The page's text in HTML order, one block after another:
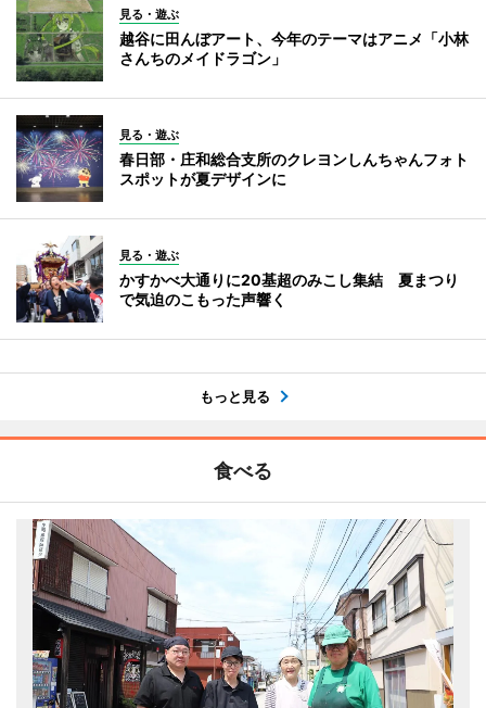
見る・遊ぶ
越谷に田んぼアート、今年のテーマはアニメ「小林
さんちのメイドラゴン」
見る・遊ぶ
春日部・庄和総合支所のクレヨンしんちゃんフォト
スポットが夏デザインに
見る・遊ぶ
かすかべ大通りに20基超のみこし集結 夏まつり
で気迫のこもった声響く
もっと見る
食べる